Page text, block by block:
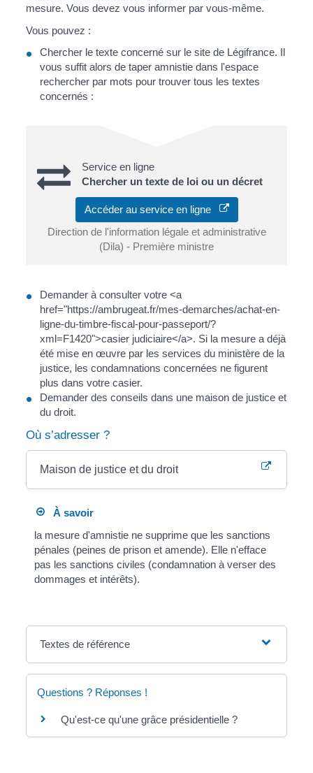
mesure. Vous devez vous informer par vous-même.
Vous pouvez :
Chercher le texte concerné sur le site de Légifrance. Il
vous suffit alors de taper amnistie dans l'espace
rechercher par mots pour trouver tous les textes
concernés :
Service en ligne
Chercher un texte de loi ou un décret
Accéder au service en ligne
Direction de l'information légale et administrative
(Dila) - Première ministre
Demander à consulter votre <a
href="https://ambrugeat.fr/mes-demarches/achat-en-
ligne-du-timbre-fiscal-pour-passeport/?
xml=F1420">casier judiciaire</a>. Si la mesure a déjà
été mise en œuvre par les services du ministère de la
justice, les condamnations concernées ne figurent
plus dans votre casier.
Demander des conseils dans une maison de justice et
du droit.
Où s’adresser ?
Maison de justice et du droit
À savoir
la mesure d'amnistie ne supprime que les sanctions
pénales (peines de prison et amende). Elle n'efface
pas les sanctions civiles (condamnation à verser des
dommages et intérêts).
Textes de référence
Questions ? Réponses !
Qu'est-ce qu'une grâce présidentielle ?